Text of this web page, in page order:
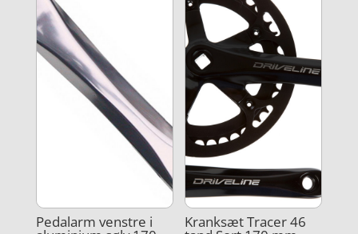
Pedalarm venstre i Kranksæt Tracer 46